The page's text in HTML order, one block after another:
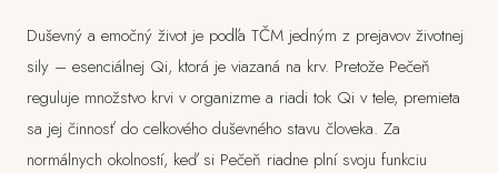
Duševný a emočný život je podľa TČM jedným z prejavov životnej
sily – esenciálnej Qi, ktorá je viazaná na krv. Pretože Pečeň
reguluje množstvo krvi v organizme a riadi tok Qi v tele, premieta
sa jej činnosť do celkového duševného stavu človeka. Za
normálnych okolností, keď si Pečeň riadne plní svoju funkciu